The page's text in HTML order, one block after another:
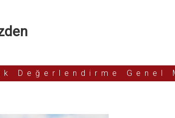
Değerlendirme Genel